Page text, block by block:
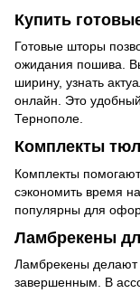
Купить
Готовые шторы
ожидания пошива.
ширину, узнать
онлайн. Это
Тернополе.
Комплекты
Комплекты
сэкономить время
популярны для
Ламбрекены
Ламбрекены делают
завершенным. В